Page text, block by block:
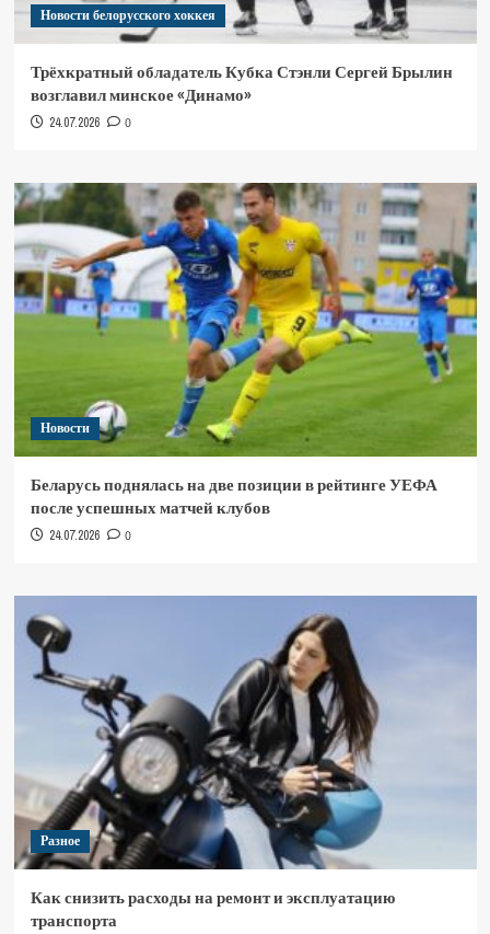
Новости белорусского хоккея
Трёхкратный обладатель Кубка Стэнли Сергей Брылин
возглавил минское «Динамо»
24.07.2026 0
Новости
Беларусь поднялась на две позиции в рейтинге УЕФА
после успешных матчей клубов
24.07.2026 0
Разное
Как снизить расходы на ремонт и эксплуатацию
транспорта